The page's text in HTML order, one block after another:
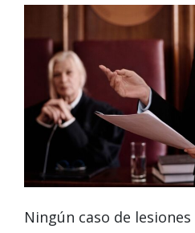
Ningún caso de